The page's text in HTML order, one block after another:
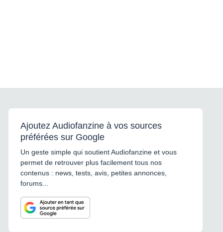
Ajoutez Audiofanzine à vos sources
préférées sur Google
Un geste simple qui soutient Audiofanzine et vous
permet de retrouver plus facilement tous nos
contenus : news, tests, avis, petites annonces,
forums...